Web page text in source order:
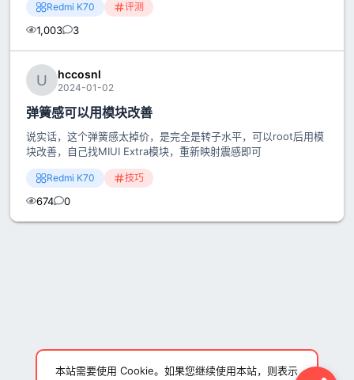
Redmi K70 评测
1,003 3
hccosnl
2024-01-02
弹簧感可以用模块改善
说实话，这个弹簧感太掉价，是完全是转子水平，可以root后用模
块改善，自己找MIUI Extra模块，重新映射震感即可
Redmi K70 技巧
674 0
本站需要使用 Cookie。如果您继续使用本站，则表示